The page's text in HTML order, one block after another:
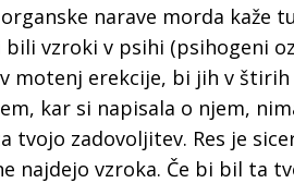
narave morda kaže
bili vzroki v psihi (psihogeni
motenj erekcije, bi jih v
kar si napisala o njem,
tvojo zadovoljitev. Res je
najdejo vzroka. Če bi bil ta